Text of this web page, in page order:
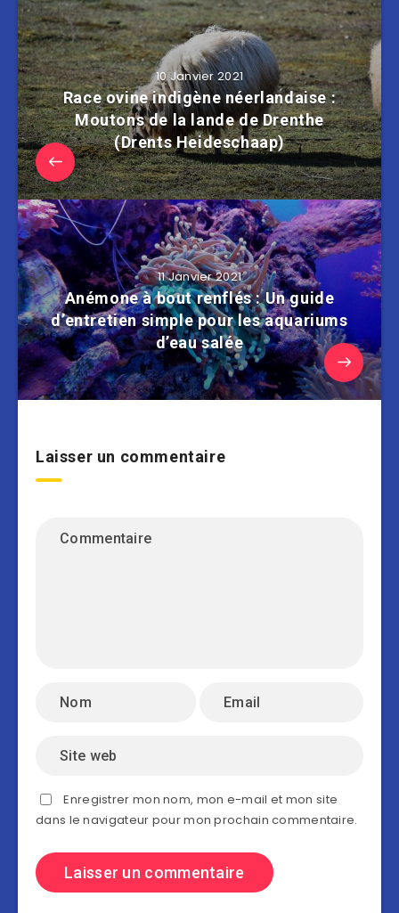
10 Janvier 2021
Race ovine indigène néerlandaise :
Moutons de la lande de Drenthe
(Drents Heideschaap)
11 Janvier 2021
Anémone à bout renflés : Un guide
d’entretien simple pour les aquariums
d’eau salée
Laisser un commentaire
Enregistrer mon nom, mon e-mail et mon site
dans le navigateur pour mon prochain commentaire.